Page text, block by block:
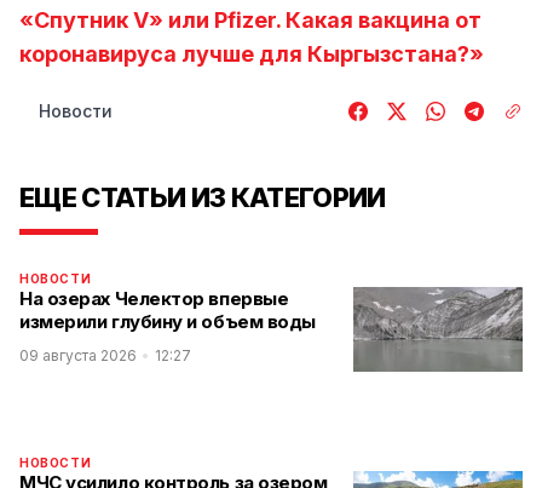
«Спутник V» или Pfizer. Какая вакцина от
коронавируса лучше для Кыргызстана?»
Новости
ЕЩЕ СТАТЬИ ИЗ КАТЕГОРИИ
НОВОСТИ
На озерах Челектор впервые
измерили глубину и объем воды
09 августа 2026 12:27
НОВОСТИ
МЧС усилило контроль за озером